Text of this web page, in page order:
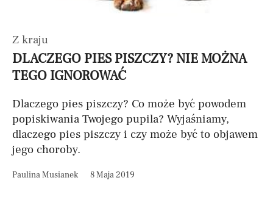
Z kraju
DLACZEGO PIES PISZCZY? NIE MOŻNA
TEGO IGNOROWAĆ
Dlaczego pies piszczy? Co może być powodem
popiskiwania Twojego pupila? Wyjaśniamy,
dlaczego pies piszczy i czy może być to objawem
jego choroby.
Paulina Musianek 8 Maja 2019